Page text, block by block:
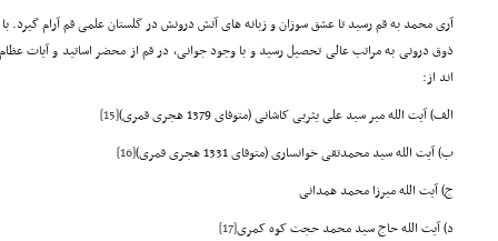
آری محمد به قم رسید تا عشق سوزان و زبانه های آتش درونش در گلستان علمی قم آرام گیرد.
ذوق درونی به مراتب عالی تحصیل رسید و با وجود جوانی، در قم از محضر اساتید و آیات
اند از:
الف) آیت الله میر سید علی یثربی کاشانی (متوفای 1379 هجری قمری)
[15]
ب) آیت الله سید محمدتقی خوانساری (متوفای 1331 هجری قمری)
[16]
ج) آیت الله میرزا محمد همدانی
د) آیت الله حاج سید محمد حجت کوه کمری[17]